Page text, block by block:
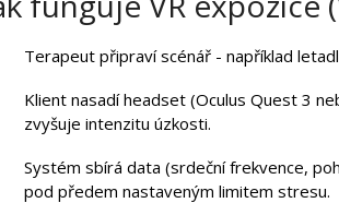
Terapeut připraví scénář - například
Klient nasadí headset (Oculus Quest 3
zvyšuje intenzitu úzkosti.
Systém sbírá data (srdeční frekvence,
pod předem nastaveným limitem stresu.